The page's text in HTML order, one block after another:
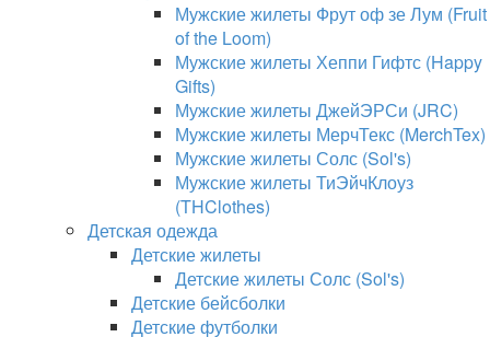
Мужские жилеты Фрут оф зе Лум (Fruit
of the Loom)
Мужские жилеты Хеппи Гифтс (Happy
Gifts)
Мужские жилеты ДжейЭРСи (JRC)
Мужские жилеты МерчТекс (MerchTex)
Мужские жилеты Солс (Sol's)
Мужские жилеты ТиЭйчКлоуз
(THClothes)
Детская одежда
Детские жилеты
Детские жилеты Солс (Sol's)
Детские бейсболки
Детские футболки